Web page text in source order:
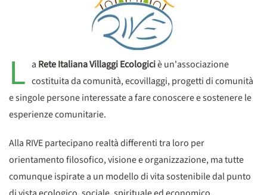
L a Rete Italiana Villaggi Ecologiciè un'associazione
costituita da comunità, ecovillaggi, progetti di comunità
e singole persone interessate a fare conoscere e sostenere le
esperienze comunitarie.
Alla RIVE partecipano realtà differenti tra loro per
orientamento filosofico, visione e organizzazione, ma tutte
comunque ispirate a un modello di vita sostenibile dal punto